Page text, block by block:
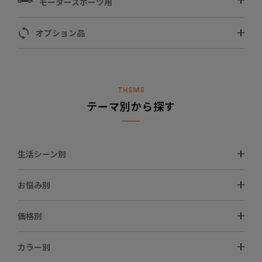
オプション品
THEME
テーマ別から探す
生活シーン別
お悩み別
価格別
カラー別